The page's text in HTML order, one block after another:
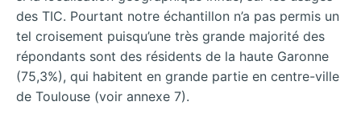
des TIC. Pourtant notre échantillon n’a pas permis un
tel croisement puisqu’une très grande majorité des
répondants sont des résidents de la haute Garonne
(75,3%), qui habitent en grande partie en centre-ville
de Toulouse (voir annexe 7).